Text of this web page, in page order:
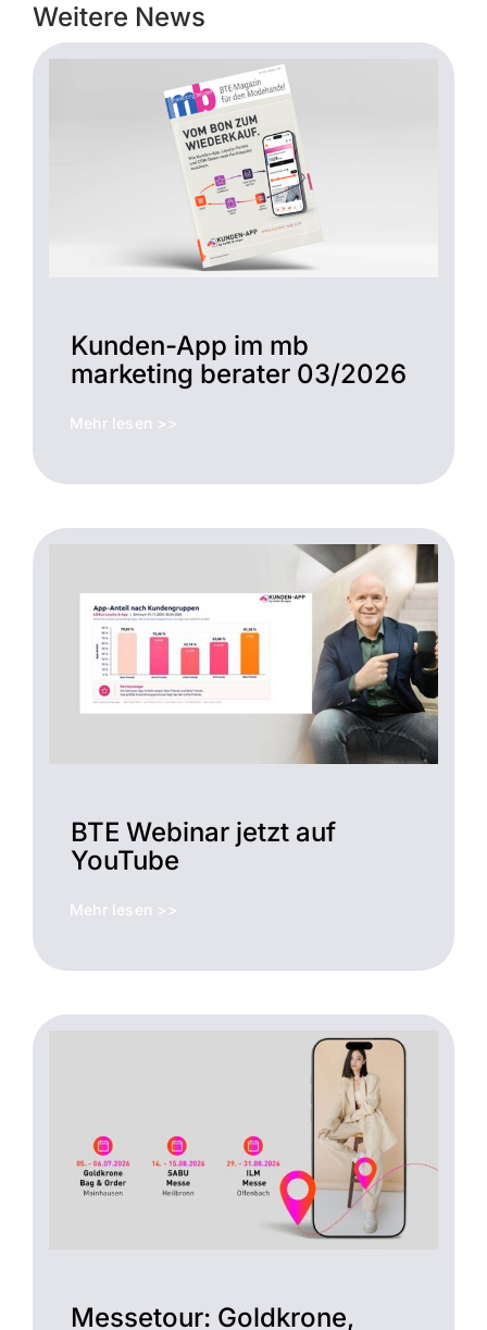
Weitere News
Kunden-App im mb
marketing berater 03/2026
Mehr lesen >>
BTE Webinar jetzt auf
YouTube
Mehr lesen >>
Messetour: Goldkrone,